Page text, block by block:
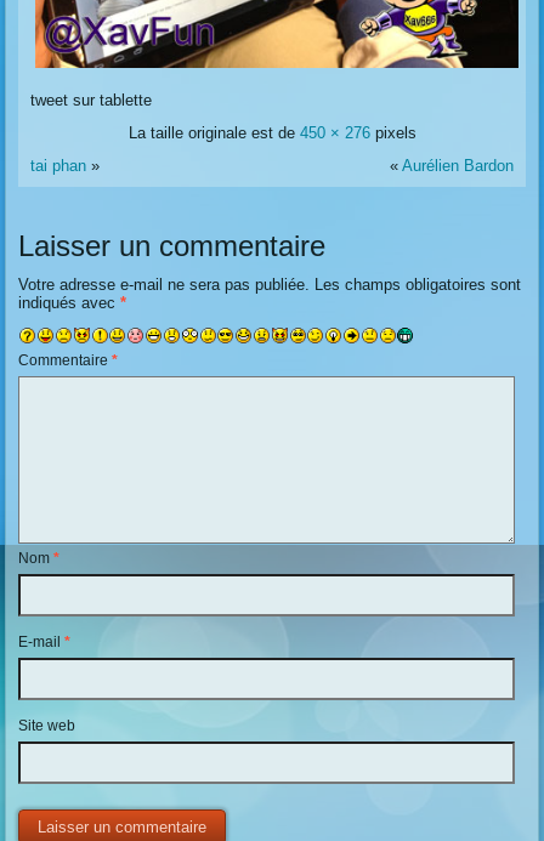
tweet sur tablette
La taille originale est de 450 × 276pixels
tai phan » « Aurélien Bardon
Laisser un commentaire
Votre adresse e-mail ne sera pas publiée. Les champs obligatoires sont
indiqués avec*
Commentaire*
Nom*
E-mail*
Site web